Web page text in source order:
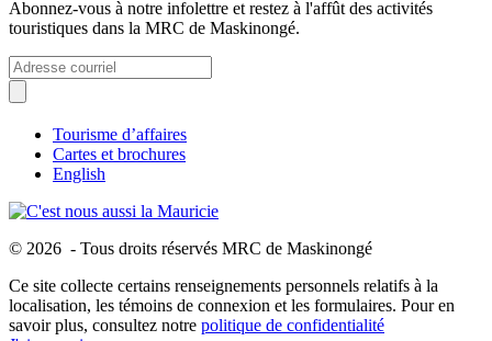
Abonnez-vous à notre infolettre et restez à l'affût des activités
touristiques dans la MRC de Maskinongé.
Tourisme d’affaires
Cartes et brochures
English
© 2026 - Tous droits réservés MRC de Maskinongé
Ce site collecte certains renseignements personnels relatifs à la
localisation, les témoins de connexion et les formulaires. Pour en
savoir plus, consultez notre politique de confidentialité